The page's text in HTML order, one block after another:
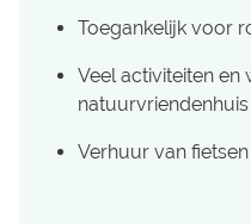
Toegankelijk voor
Veel activiteiten en
natuurvriendenhuis
Verhuur van fietsen